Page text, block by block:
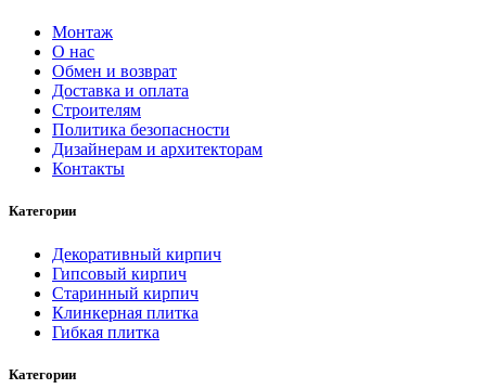
Монтаж
О нас
Обмен и возврат
Доставка и оплата
Строителям
Политика безопасности
Дизайнерам и архитекторам
Контакты
Категории
Декоративный кирпич
Гипсовый кирпич
Старинный кирпич
Клинкерная плитка
Гибкая плитка
Категории